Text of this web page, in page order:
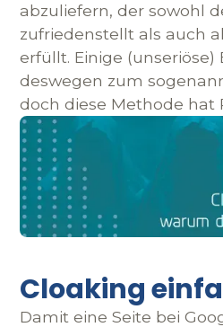
abzuliefern, der sowohl
zufriedenstellt als auch
erfüllt. Einige (unseriöse)
deswegen zum
doch diese Methode hat
Cloaking
Damit eine Seite bei